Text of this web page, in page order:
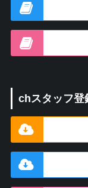
chスタッフ登